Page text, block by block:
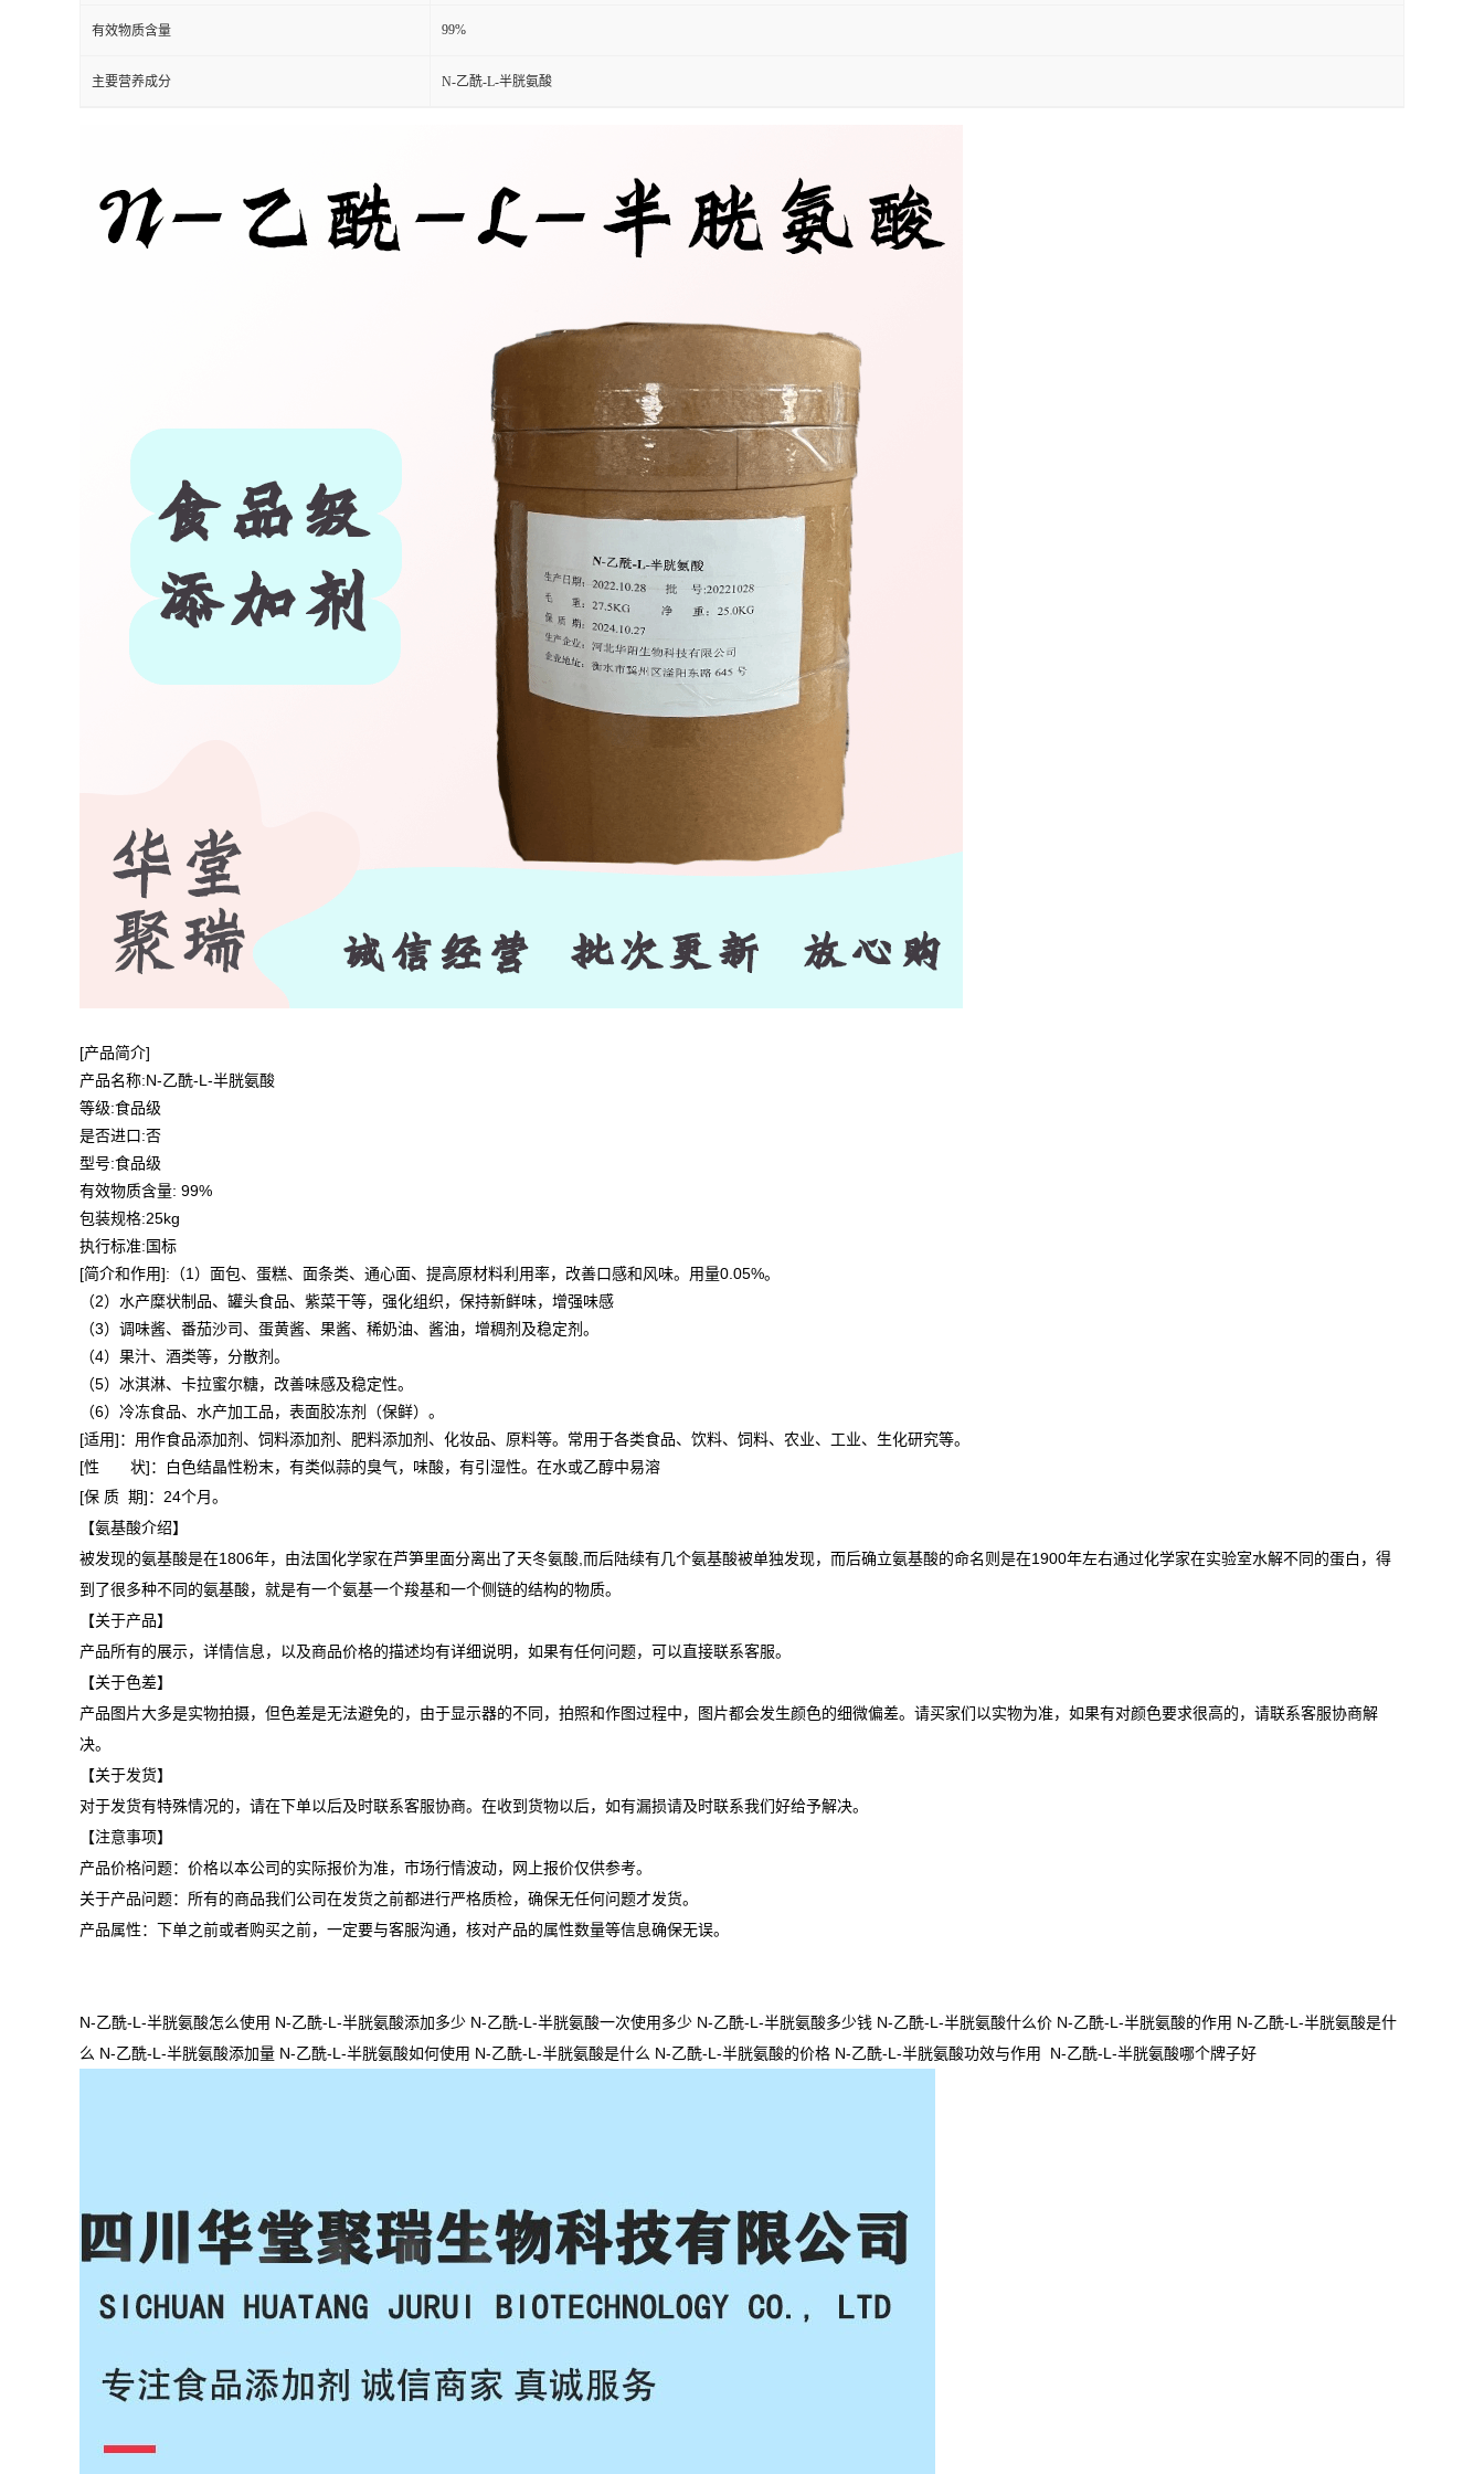
有效物质含量 99%
主要营养成分 N-乙酰-L-半胱氨酸
[产品简介]
产品名称:N-乙酰-L-半胱氨酸
等级:食品级
是否进口:否
型号:食品级
有效物质含量: 99%
包装规格:25kg
执行标准:国标
[简介和作用]:（1）面包、蛋糕、面条类、通心面、提高原材料利用率，改善口感和风味。用量0.05%。
（2）水产糜状制品、罐头食品、紫菜干等，强化组织，保持新鲜味，增强味感
（3）调味酱、番茄沙司、蛋黄酱、果酱、稀奶油、酱油，增稠剂及稳定剂。
（4）果汁、酒类等，分散剂。
（5）冰淇淋、卡拉蜜尔糖，改善味感及稳定性。
（6）冷冻食品、水产加工品，表面胶冻剂（保鲜）。
[适用]：用作食品添加剂、饲料添加剂、肥料添加剂、化妆品、原料等。常用于各类食品、饮料、饲料、农业、工业、生化研究等。
[性 状]：白色结晶性粉末，有类似蒜的臭气，味酸，有引湿性。在水或乙醇中易溶
[保 质 期]：24个月。
【氨基酸介绍】
被发现的氨基酸是在1806年，由法国化学家在芦笋里面分离出了天冬氨酸,而后陆续有几个氨基酸被单独发现，而后确立氨基酸的命名则是在1900年左右通过化学家在实验室水解不同的蛋白，得
到了很多种不同的氨基酸，就是有一个氨基一个羧基和一个侧链的结构的物质。
【关于产品】
产品所有的展示，详情信息，以及商品价格的描述均有详细说明，如果有任何问题，可以直接联系客服。
【关于色差】
产品图片大多是实物拍摄，但色差是无法避免的，由于显示器的不同，拍照和作图过程中，图片都会发生颜色的细微偏差。请买家们以实物为准，如果有对颜色要求很高的，请联系客服协商解
决。
【关于发货】
对于发货有特殊情况的，请在下单以后及时联系客服协商。在收到货物以后，如有漏损请及时联系我们好给予解决。
【注意事项】
产品价格问题：价格以本公司的实际报价为准，市场行情波动，网上报价仅供参考。
关于产品问题：所有的商品我们公司在发货之前都进行严格质检，确保无任何问题才发货。
产品属性：下单之前或者购买之前，一定要与客服沟通，核对产品的属性数量等信息确保无误。
N-乙酰-L-半胱氨酸怎么使用 N-乙酰-L-半胱氨酸添加多少 N-乙酰-L-半胱氨酸一次使用多少 N-乙酰-L-半胱氨酸多少钱 N-乙酰-L-半胱氨酸什么价 N-乙酰-L-半胱氨酸的作用 N-乙酰-L-半胱氨酸是什
么 N-乙酰-L-半胱氨酸添加量 N-乙酰-L-半胱氨酸如何使用 N-乙酰-L-半胱氨酸是什么 N-乙酰-L-半胱氨酸的价格 N-乙酰-L-半胱氨酸功效与作用 N-乙酰-L-半胱氨酸哪个牌子好